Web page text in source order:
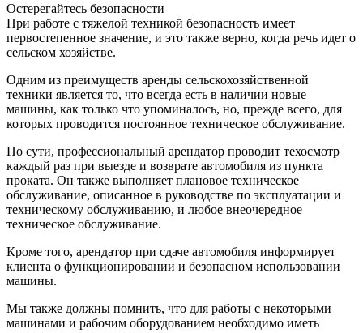
Остерегайтесь безопасности
При работе с тяжелой техникой безопасность имеет
первостепенное значение, и это также верно, когда речь идет о
сельском хозяйстве.
Одним из преимуществ аренды сельскохозяйственной
техники является то, что всегда есть в наличии новые
машины, как только что упоминалось, но, прежде всего, для
которых проводится постоянное техническое обслуживание.
По сути, профессиональный арендатор проводит техосмотр
каждый раз при выезде и возврате автомобиля из пункта
проката. Он также выполняет плановое техническое
обслуживание, описанное в руководстве по эксплуатации и
техническому обслуживанию, и любое внеочередное
техническое обслуживание.
Кроме того, арендатор при сдаче автомобиля информирует
клиента о функционировании и безопасном использовании
машины.
Мы также должны помнить, что для работы с некоторыми
машинами и рабочим оборудованием необходимо иметь